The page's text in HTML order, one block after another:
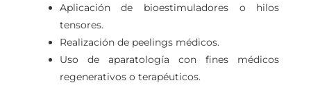
Aplicación de bioestimuladores o hilos
tensores.
Realización de peelings médicos.
Uso de aparatología con fines médicos
regenerativos o terapéuticos.